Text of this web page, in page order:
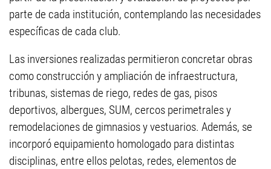
parte de cada institución, contemplando las necesidades
específicas de cada club.
Las inversiones realizadas permitieron concretar obras
como construcción y ampliación de infraestructura,
tribunas, sistemas de riego, redes de gas, pisos
deportivos, albergues, SUM, cercos perimetrales y
remodelaciones de gimnasios y vestuarios. Además, se
incorporó equipamiento homologado para distintas
disciplinas, entre ellos pelotas, redes, elementos de